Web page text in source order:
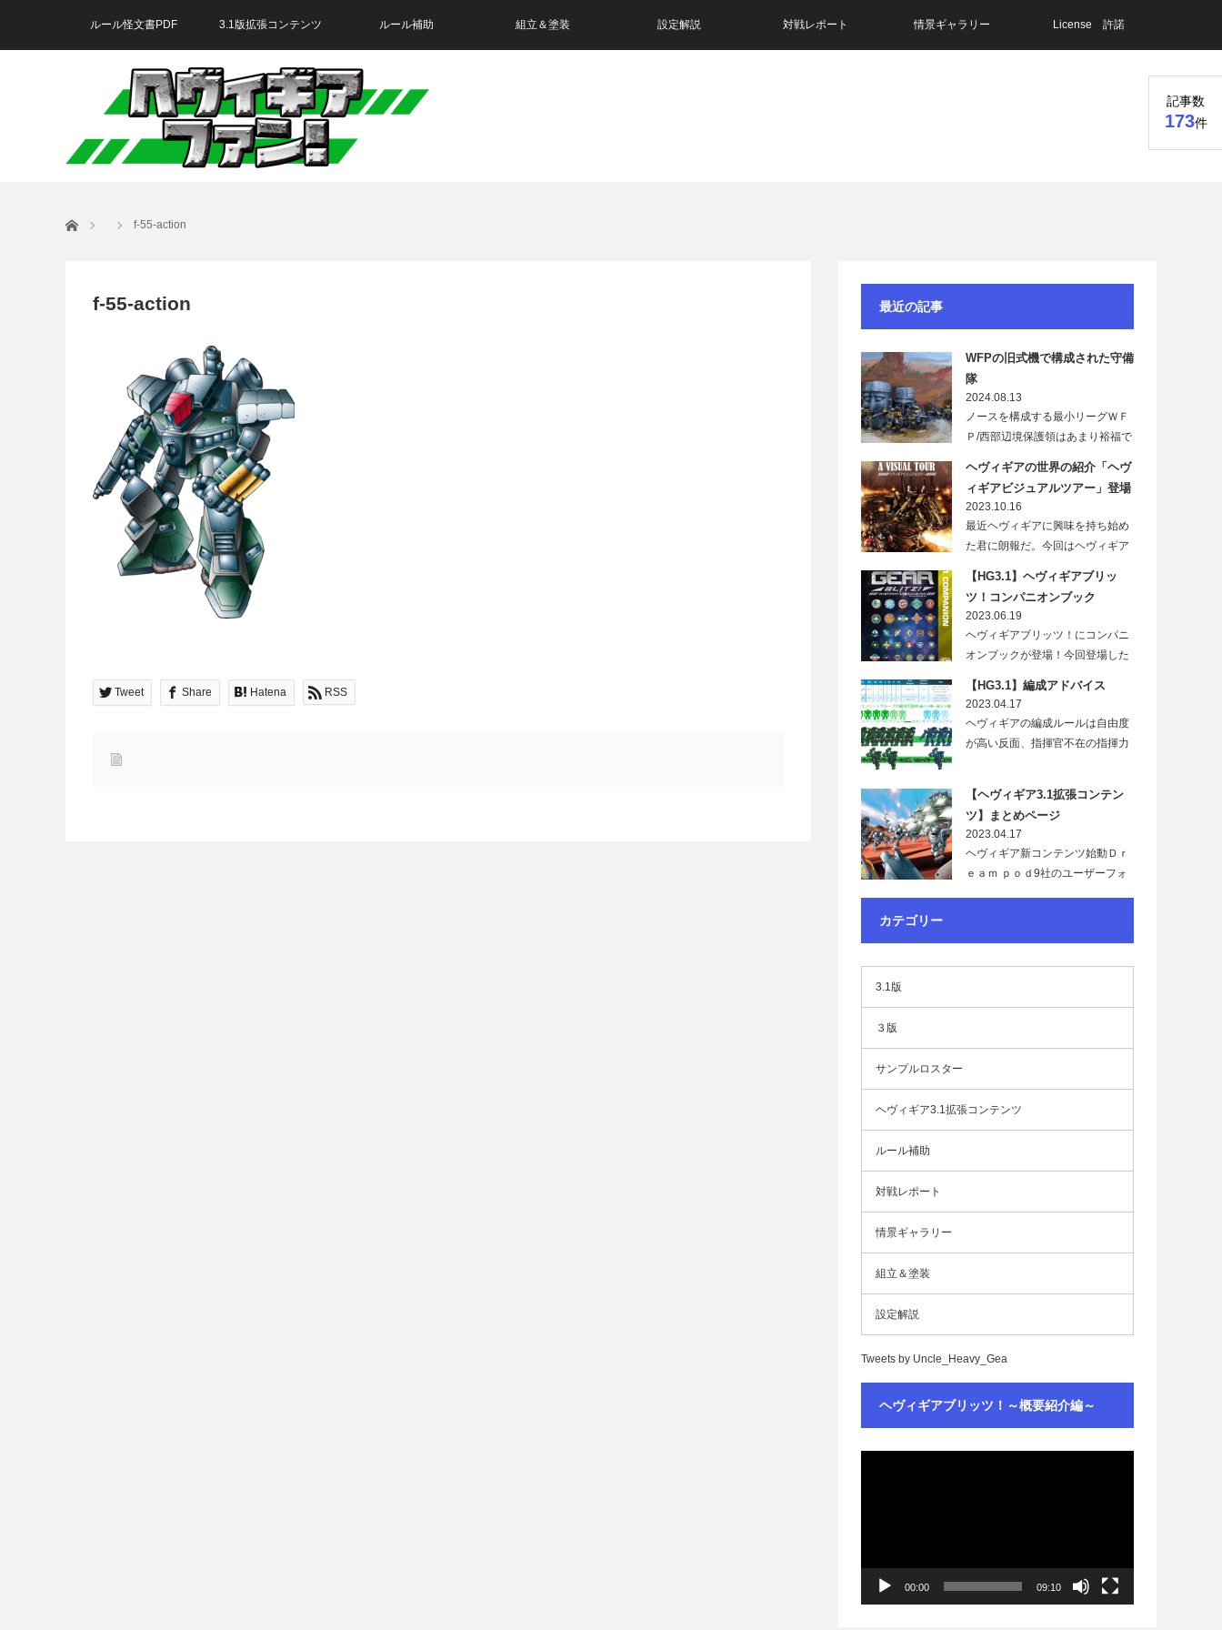
ルール怪文書PDF 3.1版拡張コンテンツ ルール補助 組立＆塗装 設定解説 対戦レポート 情景ギャラリー License 許諾
記事数
173件
ホーム f-55-action
f-55-action
Tweet Share Hatena RSS
最近の記事
WFPの旧式機で構成された守備
隊
2024.08.13
ノースを構成する最小リーグＷＦ
Ｐ/西部辺境保護領はあまり裕福で
ヘヴィギアの世界の紹介「ヘヴ
ィギアビジュアルツアー」登場
2023.10.16
最近ヘヴィギアに興味を持ち始め
た君に朗報だ。今回はヘヴィギア
【HG3.1】ヘヴィギアブリッ
ツ！コンパニオンブック
2023.06.19
ヘヴィギアブリッツ！にコンパニ
オンブックが登場！今回登場した
【HG3.1】編成アドバイス
2023.04.17
ヘヴィギアの編成ルールは自由度
が高い反面、指揮官不在の指揮力
【ヘヴィギア3.1拡張コンテン
ツ】まとめページ
2023.04.17
ヘヴィギア新コンテンツ始動Ｄｒ
ｅａｍ ｐｏｄ9社のユーザーフォ
カテゴリー
3.1版
３版
サンプルロスター
ヘヴィギア3.1拡張コンテンツ
ルール補助
対戦レポート
情景ギャラリー
組立＆塗装
設定解説
Tweets by Uncle_Heavy_Gea
ヘヴィギアブリッツ！～概要紹介編～
00:00 09:10